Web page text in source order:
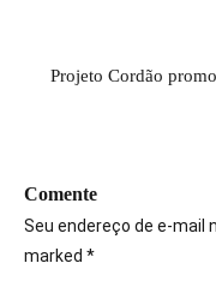
Projeto Cordão
Comente
Seu endereço de e-mail
marked *